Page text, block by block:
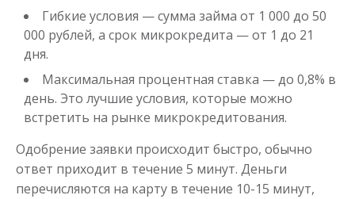
Получить
Одолжим до 30 дней
Гибкие условия — сумма займа от 1 000 до 50
000 рублей, а срок микрокредита — от 1 до 21
дня.
Максимальная процентная ставка — до 0,8% в
день. Это лучшие условия, которые можно
встретить на рынке микрокредитования.
Одобрение заявки происходит быстро, обычно
ответ приходит в течение 5 минут. Деньги
перечисляются на карту в течение 10-15 минут,